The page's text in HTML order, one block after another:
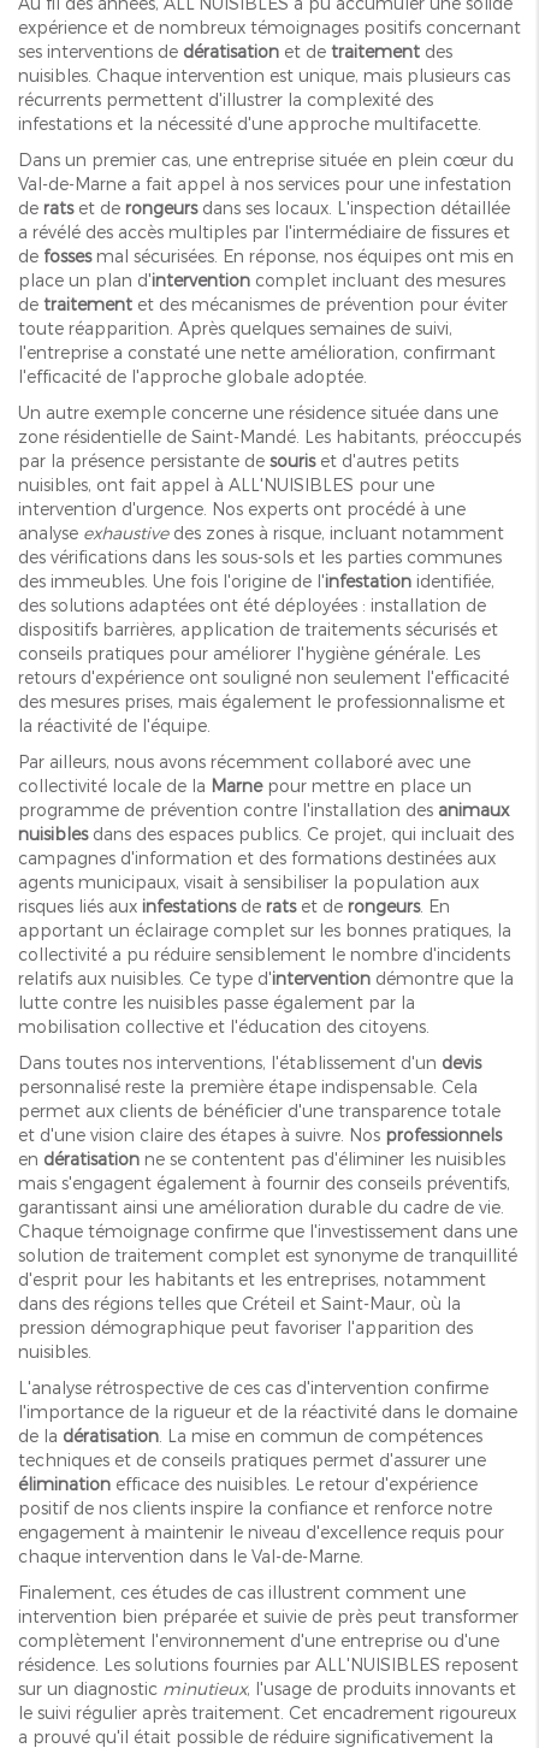
expérience et de nombreux témoignages positifs concernant
ses interventions de dératisation et de traitement des
nuisibles. Chaque intervention est unique, mais plusieurs cas
récurrents permettent d'illustrer la complexité des
infestations et la nécessité d'une approche multifacette.
Dans un premier cas, une entreprise située en plein cœur du
Val-de-Marne a fait appel à nos services pour une infestation
de ratset de rongeursdans ses locaux. L'inspection détaillée
a révélé des accès multiples par l'intermédiaire de fissures et
de fossesmal sécurisées. En réponse, nos équipes ont mis en
place un plan d'intervention complet incluant des mesures
de traitement et des mécanismes de prévention pour éviter
toute réapparition. Après quelques semaines de suivi,
l'entreprise a constaté une nette amélioration, confirmant
l'efficacité de l'approche globale adoptée.
Un autre exemple concerne une résidence située dans une
zone résidentielle de Saint-Mandé. Les habitants, préoccupés
par la présence persistante de souriset d'autres petits
nuisibles, ont fait appel à ALL'NUISIBLES pour une
intervention d'urgence. Nos experts ont procédé à une
analyse exhaustivedes zones à risque, incluant notamment
des vérifications dans les sous-sols et les parties communes
des immeubles. Une fois l'origine de l'infestation identifiée,
des solutions adaptées ont été déployées : installation de
dispositifs barrières, application de traitements sécurisés et
conseils pratiques pour améliorer l'hygiène générale. Les
retours d'expérience ont souligné non seulement l'efficacité
des mesures prises, mais également le professionnalisme et
la réactivité de l'équipe.
Par ailleurs, nous avons récemment collaboré avec une
collectivité locale de la Marnepour mettre en place un
programme de prévention contre l'installation des animaux
nuisiblesdans des espaces publics. Ce projet, qui incluait des
campagnes d'information et des formations destinées aux
agents municipaux, visait à sensibiliser la population aux
risques liés aux infestationsde ratset de rongeurs. En
apportant un éclairage complet sur les bonnes pratiques, la
collectivité a pu réduire sensiblement le nombre d'incidents
relatifs aux nuisibles. Ce type d'intervention démontre que la
lutte contre les nuisibles passe également par la
mobilisation collective et l'éducation des citoyens.
Dans toutes nos interventions, l'établissement d'un devis
personnalisé reste la première étape indispensable. Cela
permet aux clients de bénéficier d'une transparence totale
et d'une vision claire des étapes à suivre. Nos professionnels
en dératisation ne se contentent pas d'éliminer les nuisibles
mais s'engagent également à fournir des conseils préventifs,
garantissant ainsi une amélioration durable du cadre de vie.
Chaque témoignage confirme que l'investissement dans une
solution de traitement complet est synonyme de tranquillité
d'esprit pour les habitants et les entreprises, notamment
dans des régions telles que Créteil et Saint-Maur, où la
pression démographique peut favoriser l'apparition des
nuisibles.
L'analyse rétrospective de ces cas d'intervention confirme
l'importance de la rigueur et de la réactivité dans le domaine
de la dératisation . La mise en commun de compétences
techniques et de conseils pratiques permet d'assurer une
élimination efficace des nuisibles. Le retour d'expérience
positif de nos clients inspire la confiance et renforce notre
engagement à maintenir le niveau d'excellence requis pour
chaque intervention dans le Val-de-Marne.
Finalement, ces études de cas illustrent comment une
intervention bien préparée et suivie de près peut transformer
complètement l'environnement d'une entreprise ou d'une
résidence. Les solutions fournies par ALL'NUISIBLES reposent
sur un diagnostic minutieux, l'usage de produits innovants et
le suivi régulier après traitement. Cet encadrement rigoureux
a prouvé qu'il était possible de réduire significativement la